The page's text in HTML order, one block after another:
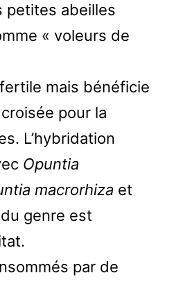
petites abeilles
« voleurs de
mais bénéficie
pour la
L’hybridation
Opuntia
macrorhiza et
genre est
par de